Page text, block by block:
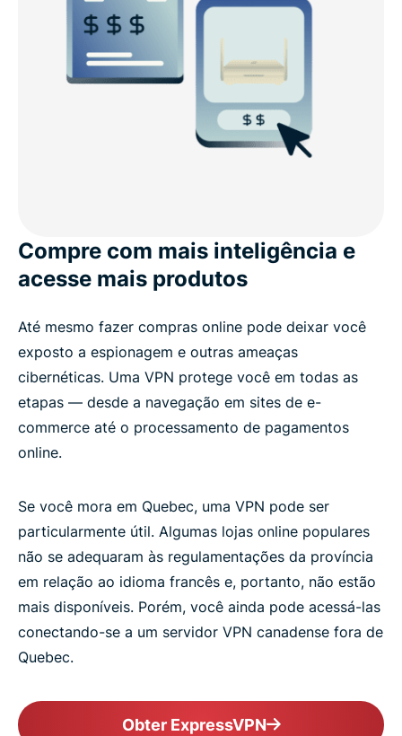
Compre com mais inteligência e
acesse mais produtos
Até mesmo fazer compras online pode deixar você
exposto a espionagem e outras ameaças
cibernéticas. Uma VPN protege você em todas as
etapas — desde a navegação em sites de e-
commerce até o processamento de pagamentos
online.
Se você mora em Quebec, uma VPN pode ser
particularmente útil. Algumas lojas online populares
não se adequaram às regulamentações da província
em relação ao idioma francês e, portanto, não estão
mais disponíveis. Porém, você ainda pode acessá-las
conectando-se a um servidor VPN canadense fora de
Quebec.
Obter ExpressVPN